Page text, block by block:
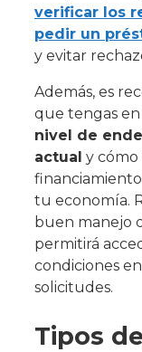
verificar los
pedir un
y evitar
Además, es
que tengas
nivel de
actual y
tu economía.
buen manejo
permitirá
condiciones
solicitudes.
Tipos